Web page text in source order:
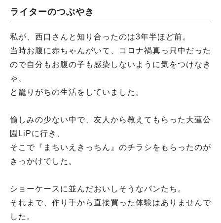
ライターのつぶやき
私が、西口さんと知り合ったのは3年半ほど前。
当時お腹に赤ちゃんがいて、コロナ禍真っ只中だった
ので自分もお腹の子も感染しないように気をつけなき
ゃ、
と籠りがちの生活をしていました。
愉しみの少ない中で、友人から教えてもらった大蓮公
園LiPに行き、
そこで『まちいえきっちん』のチラシをもらったのが
きっかけでした。
ショーケースに並んだおいしそうなパンたち。
それまで、作り手から直接買った体験はありませんで
した。